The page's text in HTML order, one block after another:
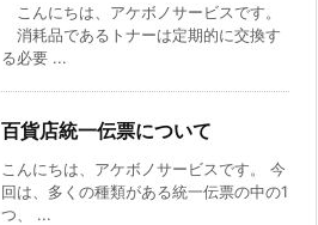
こんにちは、アケボノサービスです。
消耗品であるトナーは定期的に交換す
る必要 ...
百貨店統一伝票について
こんにちは、アケボノサービスです。 今
回は、多くの種類がある統一伝票の中の1
つ、 ...